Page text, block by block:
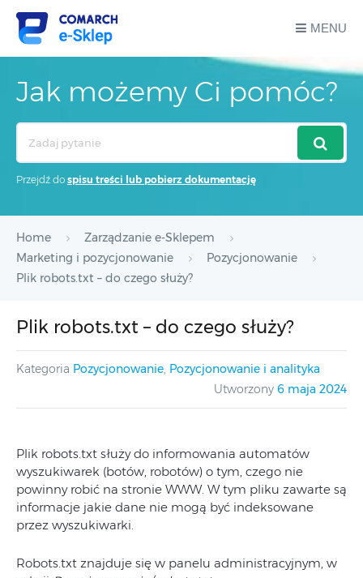
MENU
Jak możemy Ci pomóc?
Przejdź do spisu treści lub pobierz dokumentację
Home
Zarządzanie e-Sklepem
Marketing i pozycjonowanie
Pozycjonowanie
Plik robots.txt – do czego służy?
Plik robots.txt – do czego służy?
Kategoria Pozycjonowanie, Pozycjonowanie i analityka
Utworzony 6 maja 2024
Plik robots.txt służy do informowania automatów
wyszukiwarek (botów, robotów) o tym, czego nie
powinny robić na stronie WWW. W tym pliku zawarte są
informacje jakie dane nie mogą być indeksowane
przez wyszukiwarki.
Robots.txt znajduje się w panelu administracyjnym, w